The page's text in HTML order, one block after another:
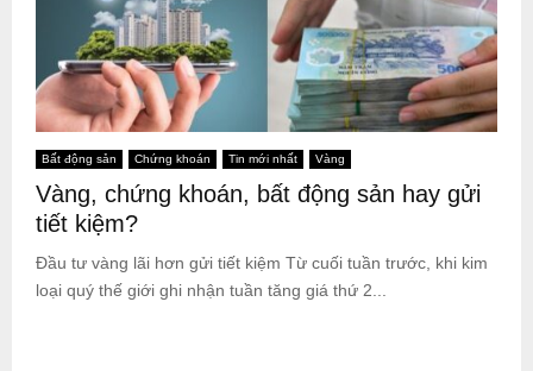
Bất động sản Chứng khoán Tin mới nhất Vàng
Vàng, chứng khoán, bất động sản hay gửi
tiết kiệm?
Đầu tư vàng lãi hơn gửi tiết kiệm Từ cuối tuần trước, khi kim
loại quý thế giới ghi nhận tuần tăng giá thứ 2...